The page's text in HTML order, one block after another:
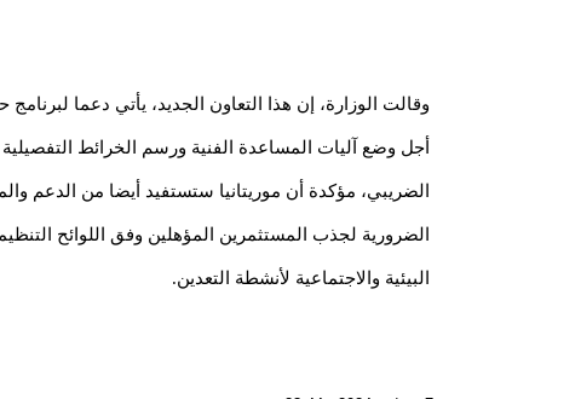
وقالت الوزارة، إن هذا التعاون الجديد، يأتي دعما
أجل وضع آليات المساعدة الفنية ورسم الخرائط التفصيلية
الضريبي، مؤكدة أن موريتانيا ستستفيد أيضا من الدعم
الضرورية لجذب المستثمرين المؤهلين وفق اللوائح
البيئية والاجتماعية لأنشطة التعدين.